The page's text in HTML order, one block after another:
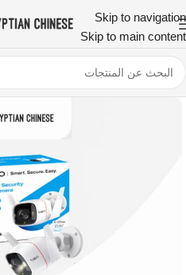
Skip to navigation
Skip to main content